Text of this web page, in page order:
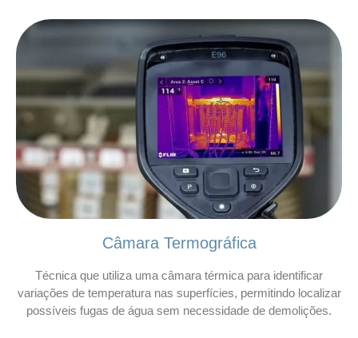
Câmara Termográfica
Técnica que utiliza uma câmara térmica para identificar
variações de temperatura nas superfícies, permitindo localizar
possíveis fugas de água sem necessidade de demolições.